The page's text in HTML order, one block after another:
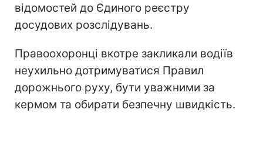
відомостей до Єдиного реєстру
досудових розслідувань.
Правоохоронці вкотре закликали водіїв
неухильно дотримуватися Правил
дорожнього руху, бути уважними за
кермом та обирати безпечну швидкість.